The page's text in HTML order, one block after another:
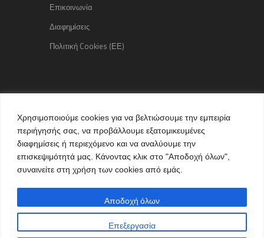
Χρησιμοποιούμε cookies για να βελτιώσουμε την εμπειρία
περιήγησής σας, να προβάλλουμε εξατομικευμένες
διαφημίσεις ή περιεχόμενο και να αναλύουμε την
επισκεψιμότητά μας. Κάνοντας κλικ στο "Αποδοχή όλων",
συναινείτε στη χρήση των cookies από εμάς.
Επεξεργασία
Αποδοχή όλων
Επικοινωνία
Διαφημίσεις
Πολιτική Cookies (ΕΕ)
Copyright © 2015 kozaniLife.gr
All Rights reserved
Internet Services & Advertisement
by kozaniLife.gr